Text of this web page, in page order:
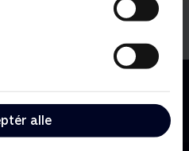
alle
originale sange!